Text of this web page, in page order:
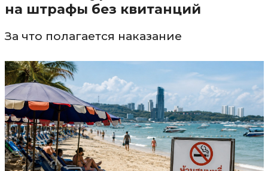
на штрафы без квитанций
За что полагается наказание